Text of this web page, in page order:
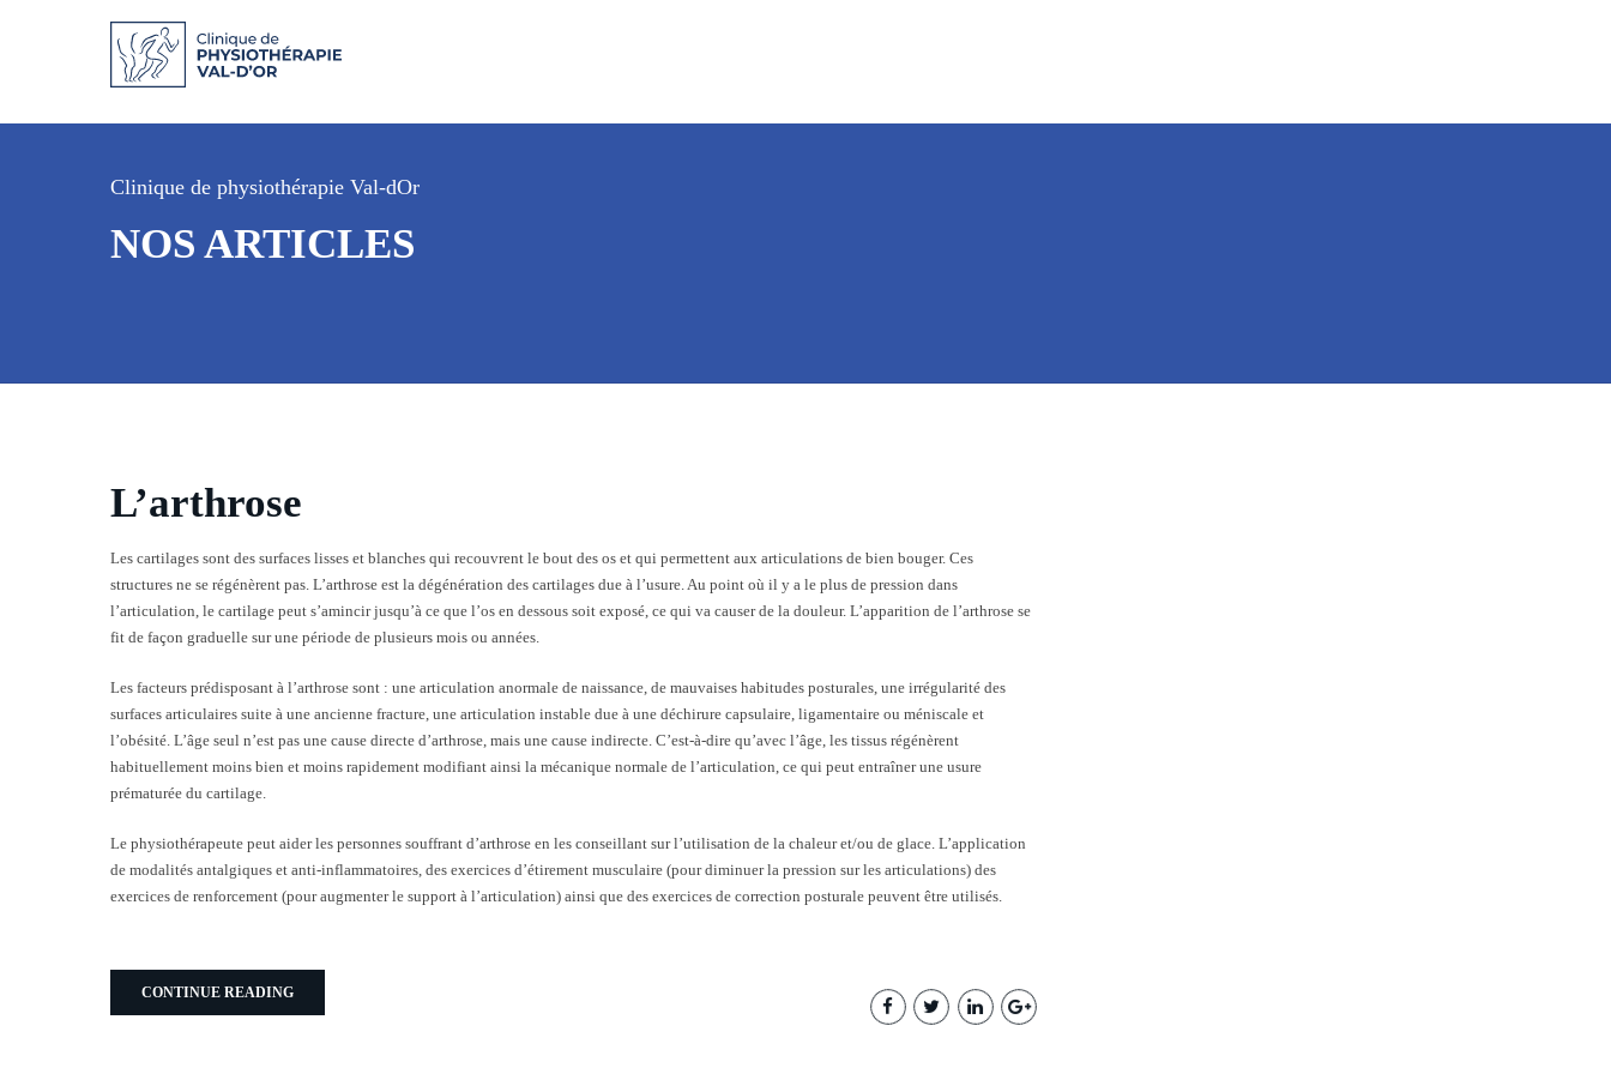
Clinique de physiothérapie Val-dOr
NOS ARTICLES
L’arthrose
Les cartilages sont des surfaces lisses et blanches qui recouvrent le bout des os et qui permettent aux articulations de bien bouger. Ces
structures ne se régénèrent pas. L’arthrose est la dégénération des cartilages due à l’usure. Au point où il y a le plus de pression dans
l’articulation, le cartilage peut s’amincir jusqu’à ce que l’os en dessous soit exposé, ce qui va causer de la douleur. L’apparition de l’arthrose se
fit de façon graduelle sur une période de plusieurs mois ou années.
Les facteurs prédisposant à l’arthrose sont : une articulation anormale de naissance, de mauvaises habitudes posturales, une irrégularité des
surfaces articulaires suite à une ancienne fracture, une articulation instable due à une déchirure capsulaire, ligamentaire ou méniscale et
l’obésité. L’âge seul n’est pas une cause directe d’arthrose, mais une cause indirecte. C’est-à-dire qu’avec l’âge, les tissus régénèrent
habituellement moins bien et moins rapidement modifiant ainsi la mécanique normale de l’articulation, ce qui peut entraîner une usure
prématurée du cartilage.
Le physiothérapeute peut aider les personnes souffrant d’arthrose en les conseillant sur l’utilisation de la chaleur et/ou de glace. L’application
de modalités antalgiques et anti-inflammatoires, des exercices d’étirement musculaire (pour diminuer la pression sur les articulations) des
exercices de renforcement (pour augmenter le support à l’articulation) ainsi que des exercices de correction posturale peuvent être utilisés.
CONTINUE READING